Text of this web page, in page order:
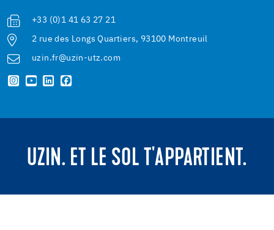
+33 (0)1 41 63 27 21
2 rue des Longs Quartiers, 93100 Montreuil
uzin.fr@uzin-utz.com
UZIN. ET LE SOL T'APPARTIENT.